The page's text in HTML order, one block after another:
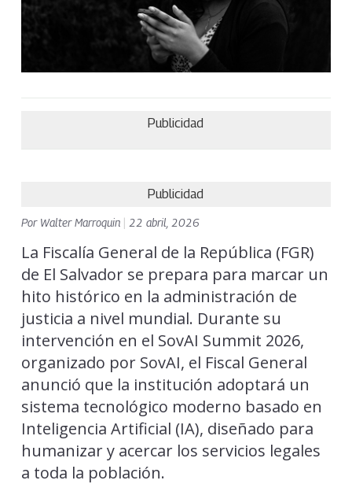
Publicidad
Publicidad
Por Walter Marroquin 22 abril, 2026
La Fiscalía General de la República (FGR)
de El Salvador se prepara para marcar un
hito histórico en la administración de
justicia a nivel mundial. Durante su
intervención en el SovAI Summit 2026,
organizado por SovAI, el Fiscal General
anunció que la institución adoptará un
sistema tecnológico moderno basado en
Inteligencia Artificial (IA), diseñado para
humanizar y acercar los servicios legales
a toda la población.